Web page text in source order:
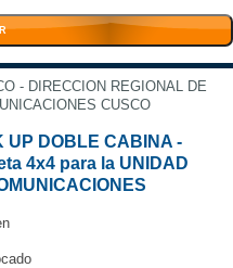
- DIRECCION REGIONAL DE
CUSCO
UP DOBLE CABINA -
4x4 para la UNIDAD